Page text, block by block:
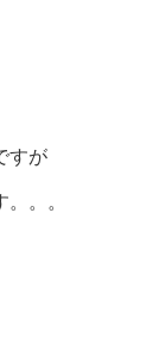
すが
。。